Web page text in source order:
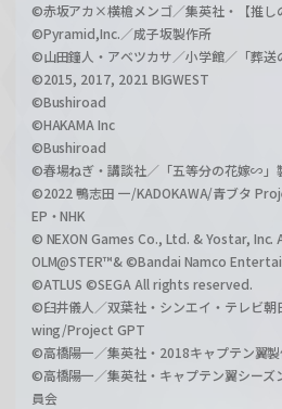
©赤坂アカ×横槍メンゴ／集英社・【推し
©Pyramid,Inc.／成子坂製作所
©山田鐘人・アベツカサ／小学館／「葬送
©2015, 2017, 2021 BIGWEST
©Bushiroad
©HAKAMA Inc
©Bushiroad
©春場ねぎ・講談社／「五等分の花嫁∽」
©2022 鴨志田 一/KADOKAWA/青ブタ
EP・NHK
© NEXON Games Co., Ltd. & Yostar, Inc.
OLM@STER™& ©Bandai Namco
©ATLUS ©SEGA All rights reserved.
©臼井儀人／双葉社・シンエイ・テレビ
wing/Project GPT
©高橋陽一／集英社・2018キャプテン翼
©高橋陽一／集英社・キャプテン翼シーズ
員会